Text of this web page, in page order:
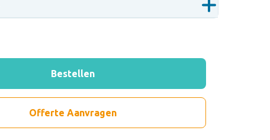
Bestellen
Offerte Aanvragen